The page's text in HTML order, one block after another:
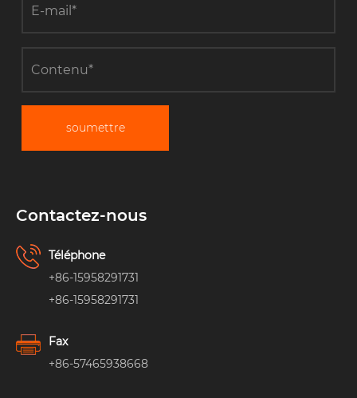
soumettre
Contactez-nous
Téléphone
+86-15958291731
+86-15958291731
Fax
+86-57465938668